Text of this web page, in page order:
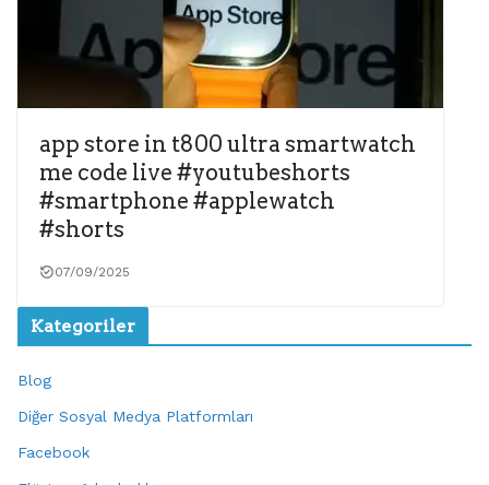
app store in t800 ultra smartwatch
me code live #youtubeshorts
#smartphone #applewatch
#shorts
07/09/2025
Kategoriler
Blog
Diğer Sosyal Medya Platformları
Facebook